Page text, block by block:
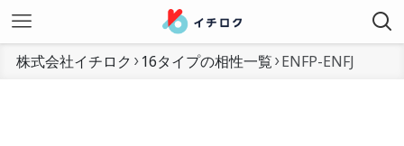
株式会社イチロク 16タイプの相性一覧 ENFP-ENFJ